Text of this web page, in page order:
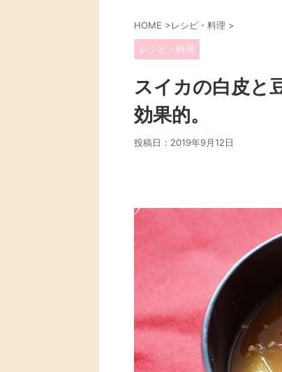
HOME >レシピ・料理 >
レシピ・料理
スイカの白皮と
効果的。
投稿日： 2019年9月12日